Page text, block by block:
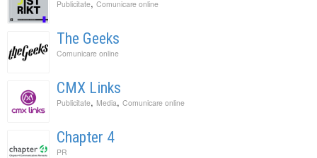
Publicitate, Comunicare online
The Geeks
Comunicare online
CMX Links
Publicitate, Media, Comunicare online
Chapter 4
PR